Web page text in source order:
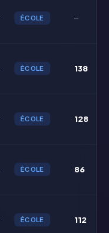
ÉCOLE –
ÉCOLE 138
ÉCOLE 128
ÉCOLE 86
ÉCOLE 112